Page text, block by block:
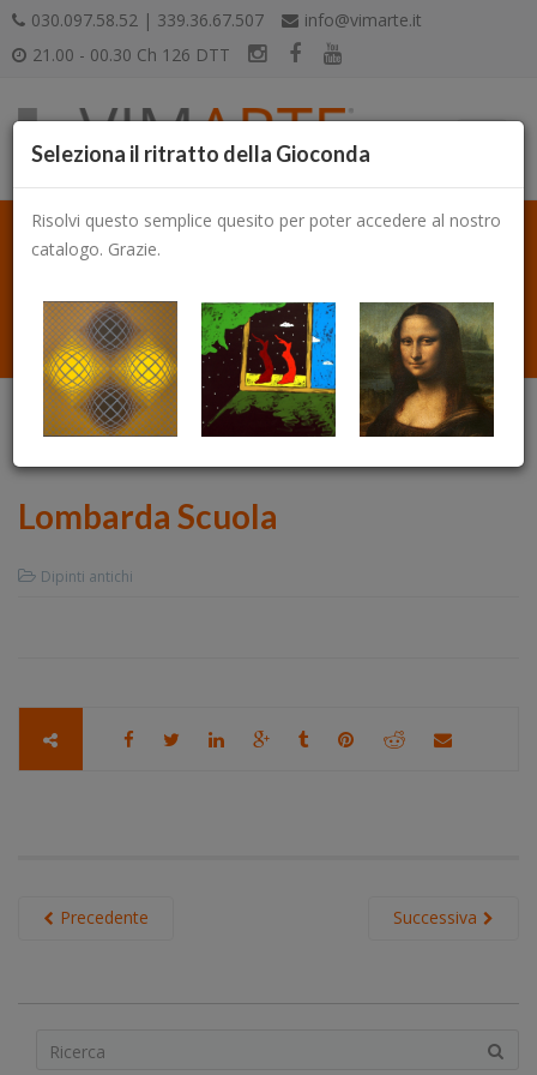
030.097.58.52 | 339.36.67.507
info@vimarte.it
21.00 - 00.30 Ch 126 DTT
Lombarda Scuola
Dipinti antichi
Successiva
Precedente
Seleziona il ritratto della Gioconda
Risolvi questo semplice quesito per poter accedere al nostro
catalogo. Grazie.